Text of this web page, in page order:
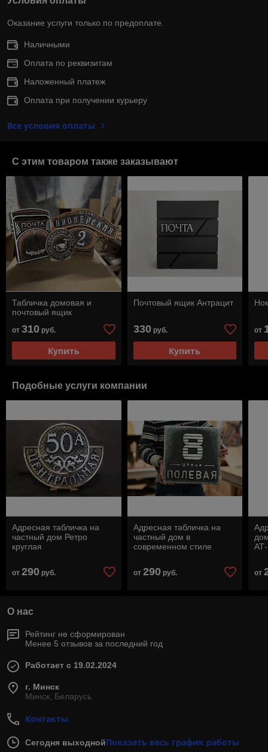
Оказание услуги только по предоплате.
Наличными
Оплата по реквизитам
Наложенный платеж
Оплата при получении курьеру
Все условия оплаты
С этим товаром также заказывают
Табличка домовая и
почтовый ящик
от 310 руб.
Купить
Почтовый ящик Антрацит
330руб.
Купить
от
Подобные услуги компании
Адресная табличка на
частный дом Ретро
круглая
от 290 руб.
Адресная табличка на
частный дом в
современном стиле
от 290руб. от
О нас
Рейтинг не сформирован
Менее 5 отзывов за последний год
Работает с 19.02.2024
г. Минск
Минск, Беларусь
Контакты
Сегодня выходнойПоказать весь график работы